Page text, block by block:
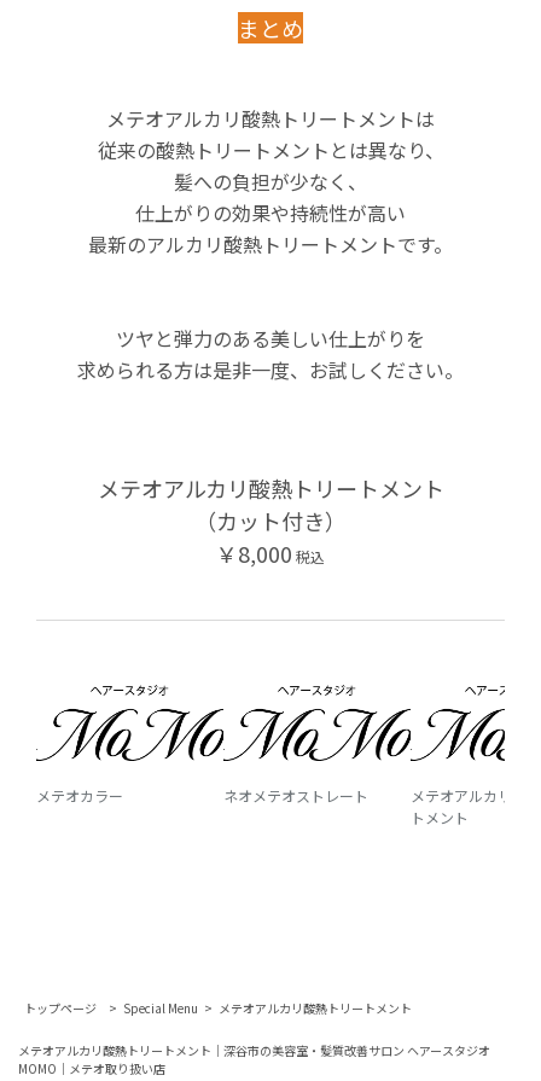
まとめ
メテオアルカリ酸熱トリートメントは
従来の酸熱トリートメントとは異なり、
髪への負担が少なく、
仕上がりの効果や持続性が高い
最新のアルカリ酸熱トリートメントです。
ツヤと弾力のある美しい仕上がりを
求められる方は是非一度、お試しください。
メテオアルカリ酸熱トリートメント
（カット付き）
￥8,000 税込
メテオカラー ネオメテオストレート
メテオアルカリ酸
トメント
トップページ Special Menu メテオアルカリ酸熱トリートメント
メテオアルカリ酸熱トリートメント｜深谷市の美容室・髪質改善サロン ヘアースタジオ
MOMO｜メテオ取り扱い店